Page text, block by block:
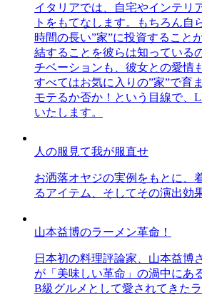
イタリアでは、自宅やインテリ
トをもてなします。もちろん自
時間の長い”家”に投資すること
結することを彼らは知っている
チベーションも、彼女との愛情
すべてはお気に入りの”家”で育
モテるか否か！という目線で、
いたします。
人の服見て我が服直せ
お洒落オヤジの実例をもとに、
るアイテム、そしてその演出効
山本益博のラーメン革命！
日本初の料理評論家、山本益博
が「美味しい革命」の渦中にあ
B級グルメとして愛されてきた